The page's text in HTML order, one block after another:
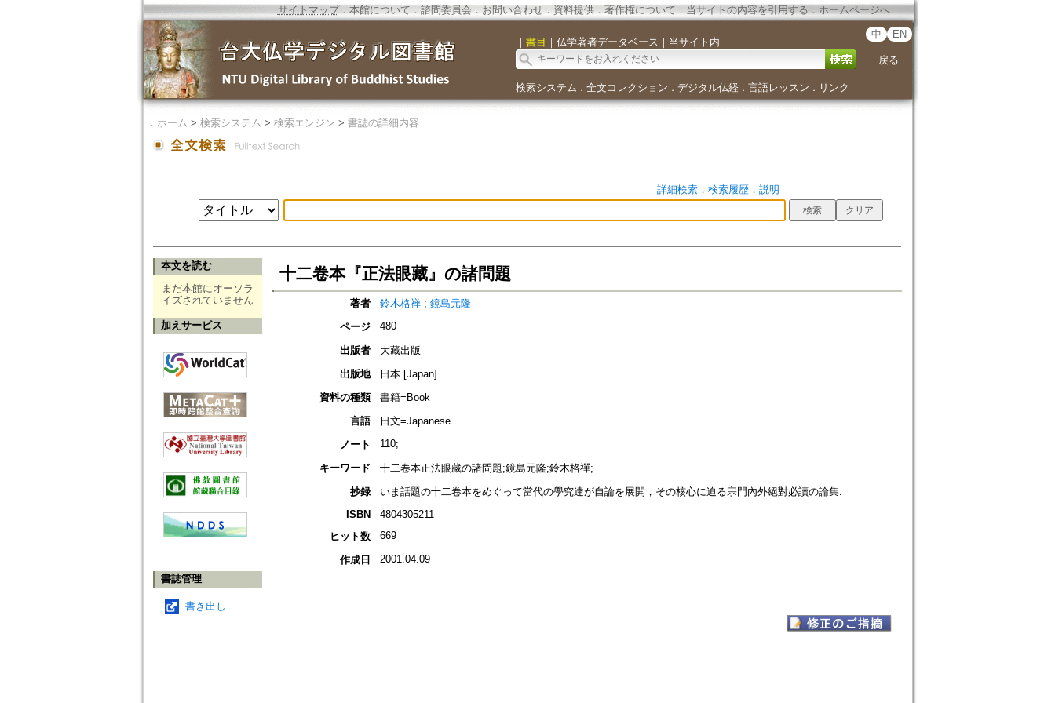
サイトマップ．本館について ． 諮問委員会． お問い合わせ． 資料提供． 著作権について．当サイトの内容を引用する ． ホームページへ
｜ 書目 ｜ 仏学著者データベース ｜ 当サイト内 ｜
中 EN
戻る
検索システム ． 全文コレクション ． デジタル仏経． 言語レッスン ． リンク
． ホーム > 検索システム > 検索エンジン > 書誌の詳細内容
詳細検索． 検索履歴． 説明
本文を読む
まだ本館にオーソラ
イズされていません
加えサービス
書誌管理
書き出し
十二卷本『正法眼藏』の諸問題
著者 鈴木格禅; 鏡島元隆
ページ
480
出版者
大藏出版
出版地
日本 [Japan]
資料の種類
書籍=Book
言語
日文=Japanese
ノート
110;
キーワード
十二卷本正法眼藏の諸問題;鏡島元隆;鈴木格禪;
抄録
いま話題の十二卷本をめぐって當代の學究達が自論を展開，その核心に迫る宗門內外絕對必讀の論集.
ISBN
4804305211
ヒット数
669
作成日 2001.04.09